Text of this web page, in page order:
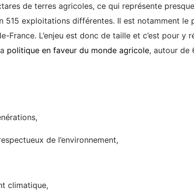
de terres agricoles, ce qui représente
exploitations différentes. Il est notamment le
L’enjeu est donc de taille et c’est pour y
politique en faveur du monde agricole, autour de
de l’environnement,
climatique,